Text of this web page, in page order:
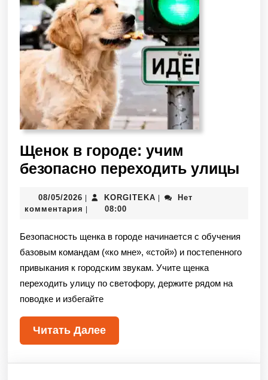
Щенок в городе: учим
безопасно переходить улицы
08/05/2026 | KORGITEKA |
Нет
комментария | 08:00
Безопасность щенка в городе начинается с обучения
базовым командам («ко мне», «стой») и постепенного
привыкания к городским звукам. Учите щенка
переходить улицу по светофору, держите рядом на
поводке и избегайте
Читать Далее